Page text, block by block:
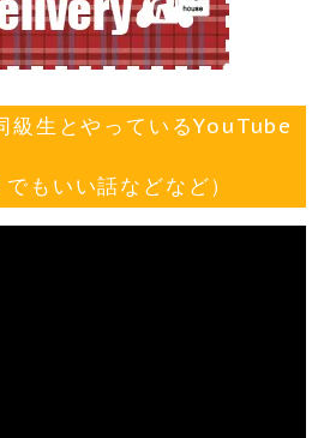
級生とやっているYouTube
もいい話などなど）